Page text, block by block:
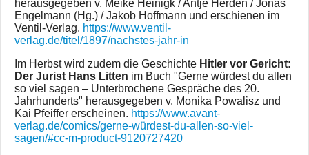
herausgegeben v. Meike Heinigk / Antje Herden / Jonas
Engelmann (Hg.) / Jakob Hoffmann und erschienen im
Ventil-Verlag. https://www.ventil-
verlag.de/titel/1897/nachstes-jahr-in
Im Herbst wird zudem die Geschichte Hitler vor Gericht:
Der Jurist Hans Litten im Buch "Gerne würdest du allen
so viel sagen – Unterbrochene Gespräche des 20.
Jahrhunderts" herausgegeben v. Monika Powalisz und
Kai Pfeiffer erscheinen. https://www.avant-
verlag.de/comics/gerne-würdest-du-allen-so-viel-
sagen/#cc-m-product-9120727420